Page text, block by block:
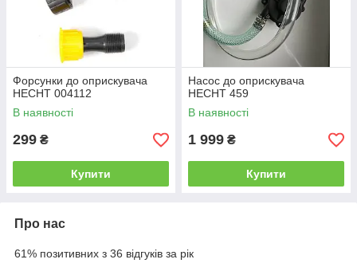
Форсунки до оприскувача
HECHT 004112
В наявності
299 ₴
Купити
Насос до оприскувача
HECHT 459
В наявності
1 999 ₴
Купити
Про нас
61% позитивних з 36 відгуків за рік